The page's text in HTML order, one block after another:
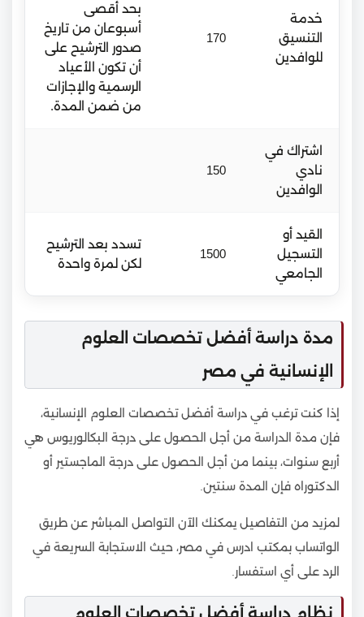
خدمة
التنسيق
للوافدين
170
بحد أقصى
أسبوعان من تاريخ
صدور الترشيح على
أن تكون الأعياد
الرسمية والإجازات
من ضمن المدة.
اشتراك في
نادي
الوافدين
150
القيد أو
التسجيل
الجامعي
1500
تسدد بعد الترشيح
لكن لمرة واحدة
مدة دراسة أفضل تخصصات العلوم
الإنسانية في مصر
إذا كنت ترغب في دراسة أفضل تخصصات العلوم الإنسانية،
فإن مدة الدراسة من أجل الحصول على درجة البكالوريوس هي
أربع سنوات، بينما من أجل الحصول على درجة الماجستير أو
الدكتوراه فإن المدة سنتين.
لمزيد من التفاصيل يمكنك الآن التواصل المباشر عن طريق
الواتساب بمكتب ادرس في مصر، حيث الاستجابة السريعة في
الرد على أي استفسار.
نظام دراسة أفضل تخصصات العلوم